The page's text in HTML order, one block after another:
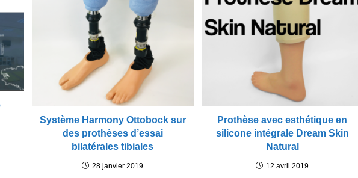
Système Harmony Ottobock sur
des prothèses d’essai
bilatérales tibiales
28 janvier 2019
Prothèse avec esthétique en
silicone intégrale Dream Skin
Natural
12 avril 2019